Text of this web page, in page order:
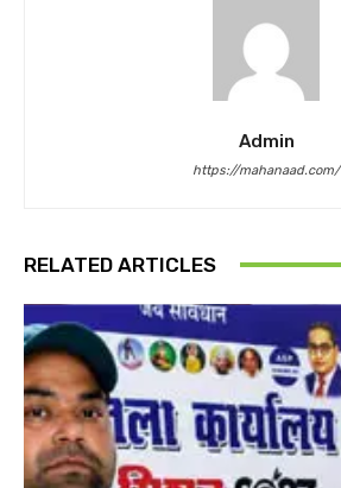
Admin
https://mahanaad.com/
RELATED ARTICLES